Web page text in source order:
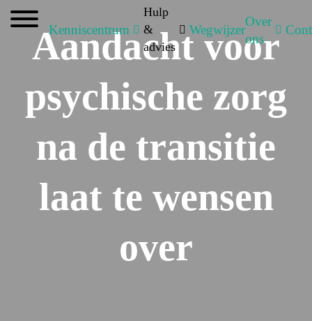
Kenniscentrum
Hulp
&
advies
Wegwijzer
Over
ons
Aandacht voor
psychische zorg
na de transitie
laat te wensen
over